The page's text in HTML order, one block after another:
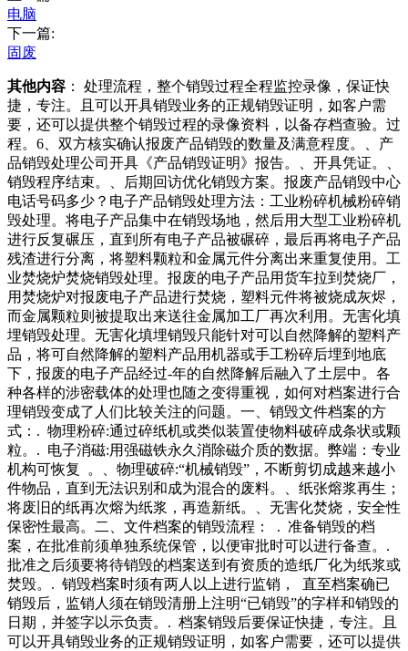
电脑
下一篇:
固废
其他内容 ： 处理流程，整个销毁过程全程监控录像，保证快
捷，专注。且可以开具销毁业务的正规销毁证明，如客户需
要，还可以提供整个销毁过程的录像资料，以备存档查验。过
程。6、双方核实确认报废产品销毁的数量及满意程度。、产
品销毁处理公司开具《产品销毁证明》报告。、开具凭证。、
销毁程序结束。、后期回访优化销毁方案。报废产品销毁中心
电话号码多少？电子产品销毁处理方法：工业粉碎机械粉碎销
毁处理。将电子产品集中在销毁场地，然后用大型工业粉碎机
进行反复碾压，直到所有电子产品被碾碎，最后再将电子产品
残渣进行分离，将塑料颗粒和金属元件分离出来重复使用。工
业焚烧炉焚烧销毁处理。报废的电子产品用货车拉到焚烧厂，
用焚烧炉对报废电子产品进行焚烧，塑料元件将被烧成灰烬，
而金属颗粒则被提取出来送往金属加工厂再次利用。无害化填
埋销毁处理。无害化填埋销毁只能针对可以自然降解的塑料产
品，将可自然降解的塑料产品用机器或手工粉碎后埋到地底
下，报废的电子产品经过-年的自然降解后融入了土层中。各
种各样的涉密载体的处理也随之变得重视，如何对档案进行合
理销毁变成了人们比较关注的问题。一、销毁文件档案的方
式：. 物理粉碎:通过碎纸机或类似装置使物料破碎成条状或颗
粒。. 电子消磁:用强磁铁永久消除磁介质的数据。弊端：专业
机构可恢复 。、物理破碎:“机械销毁”，不断剪切成越来越小
件物品，直到无法识别和成为混合的废料。、纸张熔浆再生；
将废旧的纸再次熔为纸浆，再造新纸。、无害化焚烧，安全性
保密性最高。二、文件档案的销毁流程： . 准备销毁的档
案，在批准前须单独系统保管，以便审批时可以进行备查。.
批准之后须要将待销毁的档案送到有资质的造纸厂化为纸浆或
焚毁。. 销毁档案时须有两人以上进行监销， 直至档案确已
销毁后，监销人须在销毁清册上注明“已销毁”的字样和销毁的
日期，并签字以示负责。. 档案销毁后要保证快捷，专注。且
可以开具销毁业务的正规销毁证明，如客户需要，还可以提供